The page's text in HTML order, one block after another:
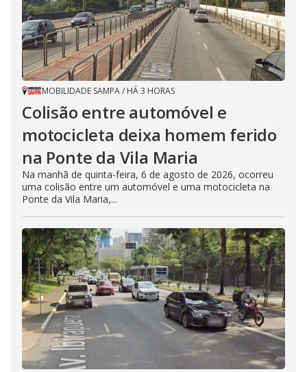
MOBILIDADE SAMPA/ HÁ 3 HORAS
Colisão entre automóvel e
motocicleta deixa homem ferido
na Ponte da Vila Maria
Na manhã de quinta-feira, 6 de agosto de 2026, ocorreu
uma colisão entre um automóvel e uma motocicleta na
Ponte da Vila Maria,...